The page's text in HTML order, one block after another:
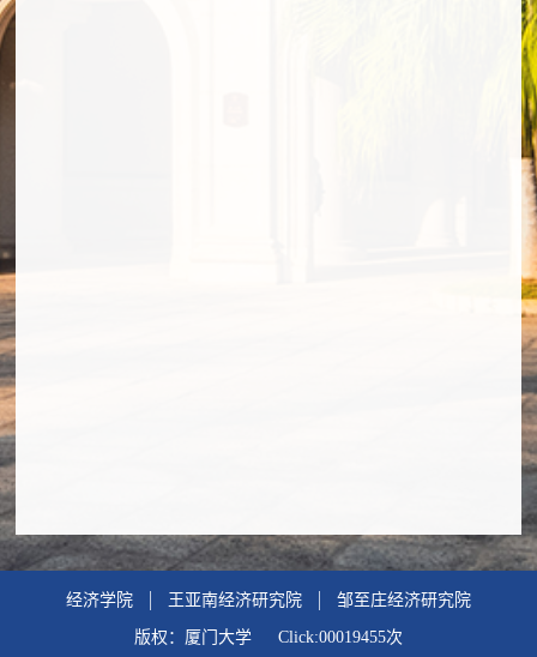
经济学院 王亚南经济研究院 邹至庄经济研究院
版权：厦门大学 Click:00019455次